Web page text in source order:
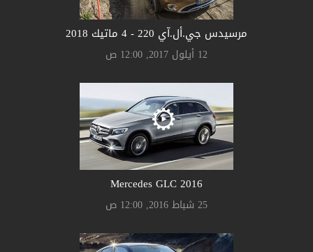
مرسيدس جي.أل.آي 220 - 4 ماتيك 2018
12 أيلول 2017, 12:00 ص
Mercedes GLC 2016
25 شباط 2016, 12:00 ص